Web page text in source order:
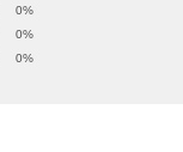
0%
0%
0%